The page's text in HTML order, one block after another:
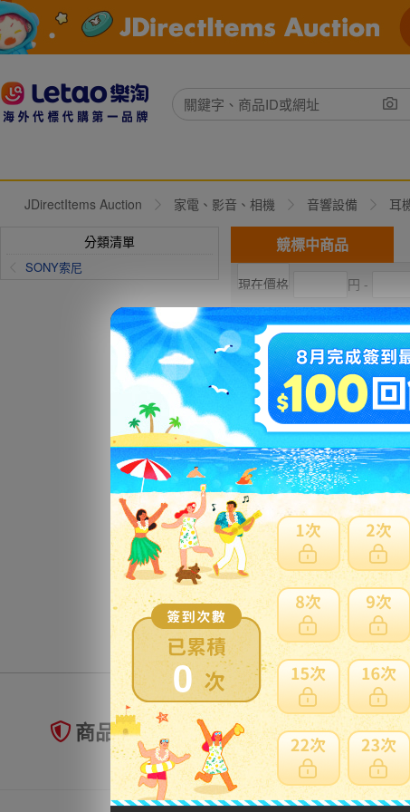
0
JDirectItems Auction 家電、影音、相機 音響設備 耳
分類清單
SONY索尼
競標中商品
円 -
現在出價 直購價
商品未到貨全額理賠